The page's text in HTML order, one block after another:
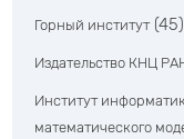
Горный институт (45)
Издательство КНЦ
Институт
математического